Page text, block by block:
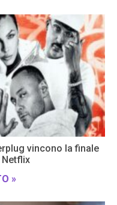
vincono la finale
Netflix
»